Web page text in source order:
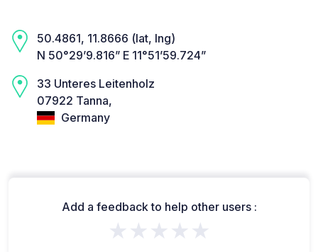
50.4861, 11.8666 (lat, lng)
N 50°29’9.816” E 11°51’59.724”
33 Unteres Leitenholz
07922 Tanna,
Germany
Add a feedback to help other users :
★★★★★